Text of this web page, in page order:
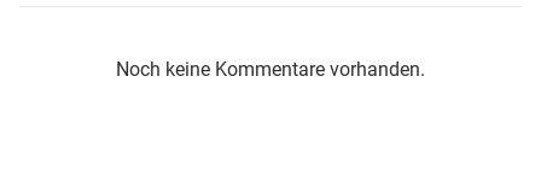
Noch keine Kommentare vorhanden.